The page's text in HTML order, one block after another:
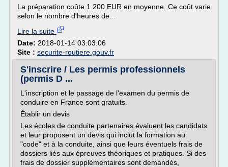
La préparation coûte 1 200 EUR en moyenne. Ce coût varie
selon le nombre d'heures de...
Lire la suite
Date: 2018-01-14 03:03:06
Site : securite-routiere.gouv.fr
S'inscrire / Les permis professionnels
(permis D ...
L'inscription et le passage de l'examen du permis de
conduire en France sont gratuits.
Établir un devis
Les écoles de conduite partenaires évaluent les candidats
et leur proposent un devis qui inclut la formation au
"code" et à la conduite, ainsi que leurs éventuels frais de
dossiers liés aux épreuves théoriques et pratiques. Si des
frais de dossier supplémentaires sont demandés,